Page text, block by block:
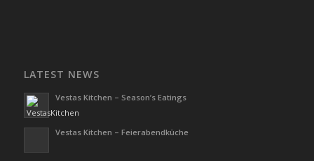
LATEST NEWS
Vestas Kitchen – Season’s Eatings
Vestas Kitchen – Feierabendküche